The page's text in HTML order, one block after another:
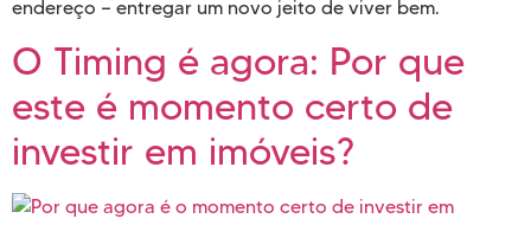
endereço — entregar um novo jeito de viver bem.
O Timing é agora: Por que
este é momento certo de
investir em imóveis?